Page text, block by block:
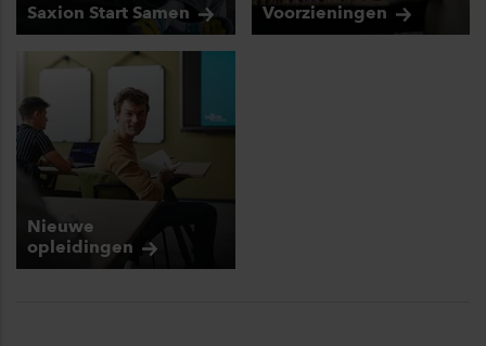
Saxion Start Samen Voorzieningen
Nieuwe
opleidingen